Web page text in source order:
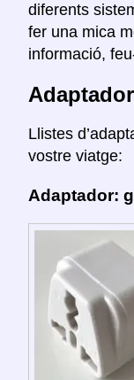
diferents
fer una mica
informació,
Llistes
vostre viatge:
Adaptador: